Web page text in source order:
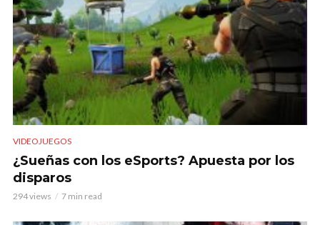
VIDEOJUEGOS
¿Sueñas con los eSports? Apuesta por los
disparos
294 views 7 min read